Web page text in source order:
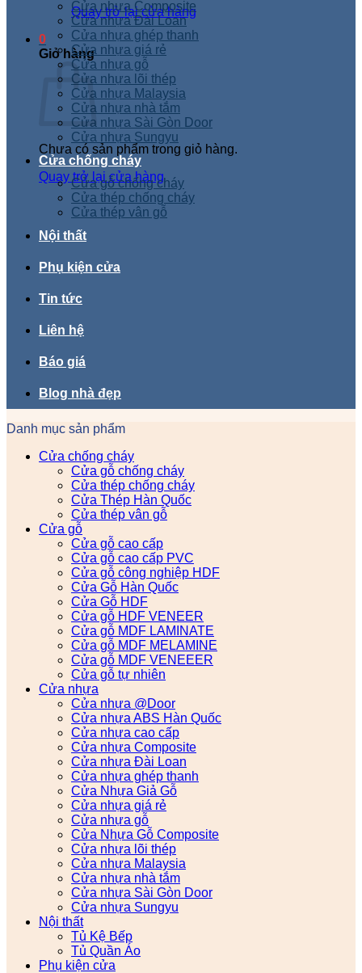
Quay trở lại cửa hàng
0
Giỏ hàng
Chưa có sản phẩm trong giỏ hàng.
Quay trở lại cửa hàng
Cửa nhựa Composite
Cửa nhựa Đài Loan
Cửa nhựa ghép thanh
Cửa nhựa giá rẻ
Cửa nhựa gỗ
Cửa nhựa lõi thép
Cửa nhựa Malaysia
Cửa nhựa nhà tắm
Cửa nhựa Sài Gòn Door
Cửa nhựa Sungyu
Cửa chống cháy
Cửa gỗ chống cháy
Cửa thép chống cháy
Cửa thép vân gỗ
Nội thất
Phụ kiện cửa
Tin tức
Liên hệ
Báo giá
Blog nhà đẹp
Danh mục sản phẩm
Cửa chống cháy
Cửa gỗ chống cháy
Cửa thép chống cháy
Cửa Thép Hàn Quốc
Cửa thép vân gỗ
Cửa gỗ
Cửa gỗ cao cấp
Cửa gỗ cao cấp PVC
Cửa gỗ công nghiệp HDF
Cửa Gỗ Hàn Quốc
Cửa Gỗ HDF
Cửa gỗ HDF VENEER
Cửa gỗ MDF LAMINATE
Cửa gỗ MDF MELAMINE
Cửa gỗ MDF VENEEER
Cửa gỗ tự nhiên
Cửa nhựa
Cửa nhựa @Door
Cửa nhựa ABS Hàn Quốc
Cửa nhựa cao cấp
Cửa nhựa Composite
Cửa nhựa Đài Loan
Cửa nhựa ghép thanh
Cửa Nhựa Giả Gỗ
Cửa nhựa giá rẻ
Cửa nhựa gỗ
Cửa Nhựa Gỗ Composite
Cửa nhựa lõi thép
Cửa nhựa Malaysia
Cửa nhựa nhà tắm
Cửa nhựa Sài Gòn Door
Cửa nhựa Sungyu
Nội thất
Tủ Kệ Bếp
Tủ Quần Áo
Phụ kiện cửa